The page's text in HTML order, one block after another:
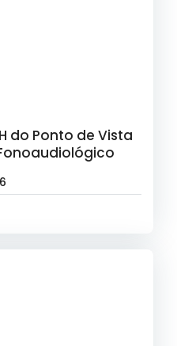
do Ponto de Vista